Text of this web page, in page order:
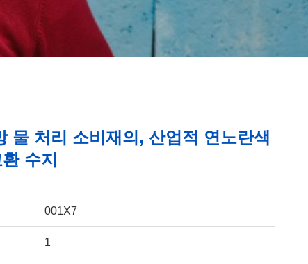
물 처리 소비재의, 산업적 연노란색
수지
001X7
1